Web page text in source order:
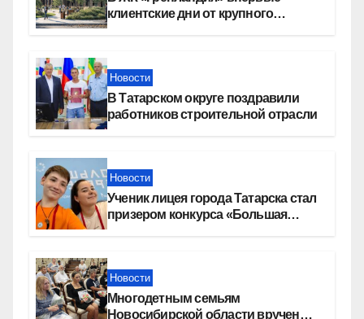
клиентские дни от крупного
Новости
В Татарском округе поздравили
работников строительной отрасли
Новости
Ученик лицея города Татарска стал
призером конкурса «Большая
Новости
Многодетным семьям
Новосибирской области вручены